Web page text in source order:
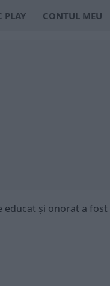
PLAY CONTUL MEU
educat și onorat a fost